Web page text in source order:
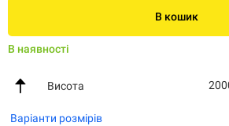
В кошик
В наявності
Висота
Варіанти розмірів